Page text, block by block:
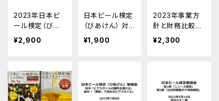
2023年日本ビ
ール検定（びあ
けん）振り返り
会、ベルギービ
¥2,900
日本ビール検定
（びあけん） 対
策になる 2023
年国際ビール審
¥1,900
2023年事業方
針と財務比較で
知る大手ビール
メーカー
¥2,300